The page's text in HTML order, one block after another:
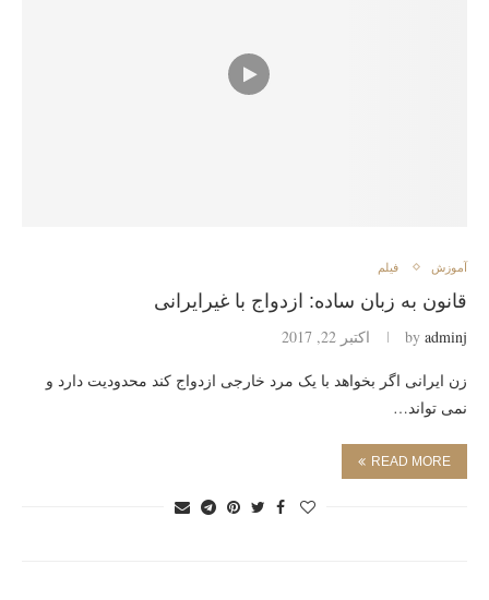
آموزش فیلم
قانون به زبان ساده: ازدواج با غیرایرانی
by adminj اکتبر 22, 2017
زن ایرانی اگر بخواهد با یک مرد خارجی ازدواج کند محدودیت دارد و
نمی تواند…
READ MORE